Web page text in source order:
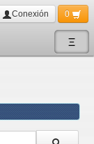
Ξ
Conexión 0